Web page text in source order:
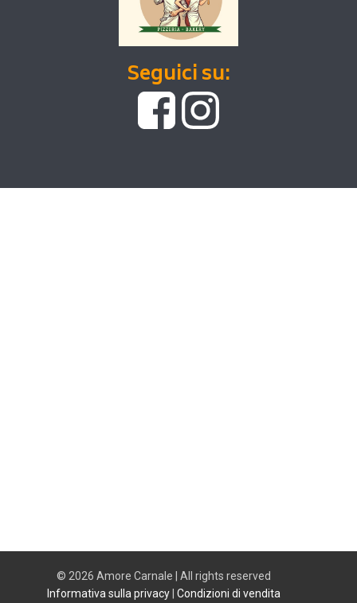
Seguici su:
© 2026 Amore Carnale | All rights reserved
Informativa sulla privacy| Condizioni di vendita